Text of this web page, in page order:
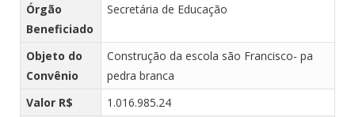
Órgão
Beneficiado
Secretária de Educação
Objeto do
Convênio
Construção da escola são Francisco- pa
pedra branca
Valor R$
1.016.985.24